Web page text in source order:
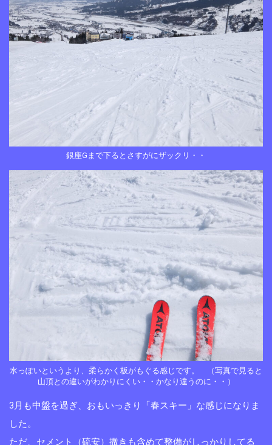
銀座Gまで下るとさすがにザックリ・・
水っぽいというより、柔らかく板がもぐる感じです。 （写真で見ると
山頂との違いがわかりにくい・・かなり違うのに・・）
3月も中盤を過ぎ、おもいっきり「春スキー」な感じになりま
した。
ただ、セメント（硫安）撒きも含めて整備がしっかりしてる